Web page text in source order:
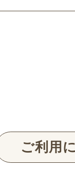
ご利用